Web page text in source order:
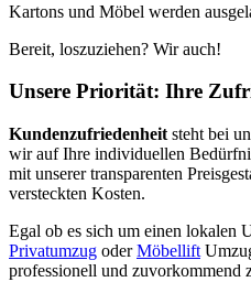
Kartons und Möbel werden
Bereit, loszuziehen? Wir auch!
Unsere Priorität: Ihre
Kundenzufriedenheit steht bei
wir auf Ihre individuellen
mit unserer transparenten
versteckten Kosten.
Egal ob es sich um einen lokalen
Privatumzug oderMöbellift
professionell und zuvorkommend